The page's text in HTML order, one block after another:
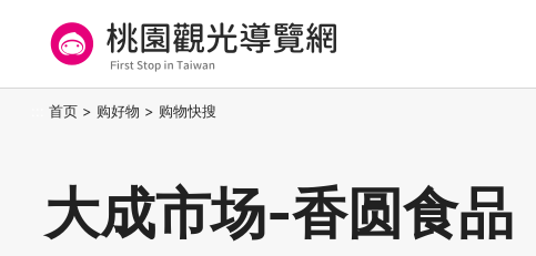
要
桃园观光导览网
首页 > 购好物 > 购物快搜
大成市场-香圆食品